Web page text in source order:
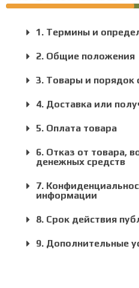
1. Термины и
2. Общие положения
3. Товары и порядок
4. Доставка или
5. Оплата товара
6. Отказ от товара,
денежных средств
7.
информации
8. Срок действия
9. Дополнительные